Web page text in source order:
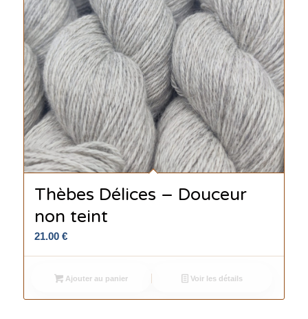
Thèbes Délices – Douceur
non teint
21.00 €
Ajouter au panier Voir les détails